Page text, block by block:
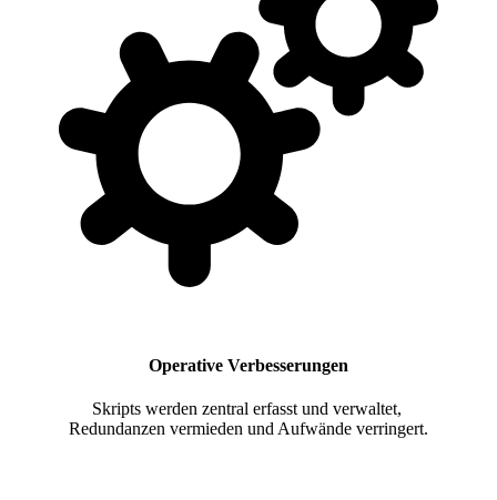
Operative Verbesserungen
Skripts werden zentral erfasst und verwaltet,
Redundanzen vermieden und Aufwände verringert.